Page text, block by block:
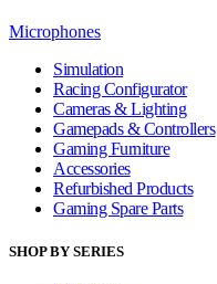
Microphones
Simulation
Racing Configurator
Cameras & Lighting
Gamepads & Controllers
Gaming Furniture
Accessories
Refurbished Products
Gaming Spare Parts
SHOP BY SERIES